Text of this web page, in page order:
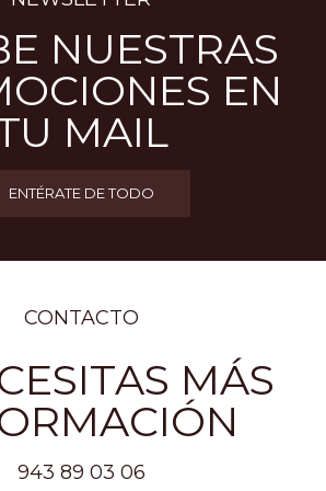
NUESTRAS
EN
MAIL
ENTÉRATE DE TODO
CONTACTO
MÁS
943 89 03 06